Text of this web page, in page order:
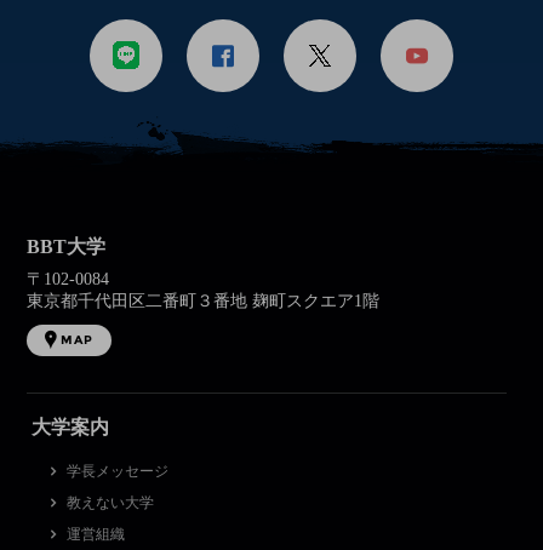
BBT大学
〒102-0084
東京都千代田区二番町３番地 麹町スクエア1階
MAP
大学案内
学長メッセージ
教えない大学
運営組織